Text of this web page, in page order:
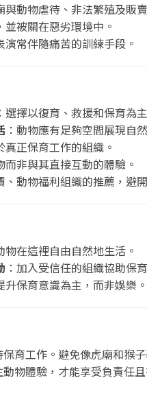
與動物虐待、非法繁殖及販
並被關在惡劣環境中。
演常伴隨痛苦的訓練手段。
：選擇以復育、救援和保育為
：動物應有足夠空間展現自
真正保育工作的組織。
而非與其直接互動的體驗。
、動物福利組織的推薦，避
物在這裡自由自然地生活。
：加入受信任的組織協助保
升保育意識為主，而非娛樂。
育工作。避免像虎廟和猴
物體驗，才能享受負責任